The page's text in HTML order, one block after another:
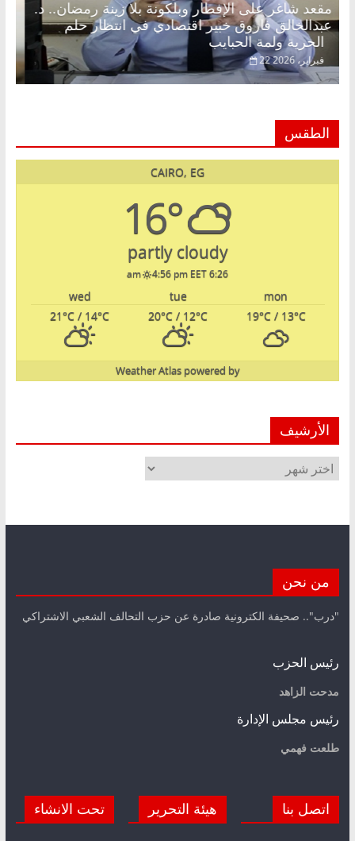
مقعد شاغر على الإفطار وبلكونة بلا زينة رمضان.. د.
عبدالخالق فاروق خبير اقتصادي في انتظار حلم
الحرية ولمة الحبايب
22 فبراير، 2026
الطقس
CAIRO, EG
16°
partly cloudy
6:26 am
4:56 pm EET
mon
tue
wed
19°C/ 13°C
20°C / 12°C
21°C / 14°C
powered by
Weather Atlas
الأرشيف
الأرشيف
من نحن
"درب".. صحيفة الكترونية صادرة عن حزب التحالف الشعبي الاشتراكي
رئيس الحزب
مدحت الزاهد
رئيس مجلس الإدارة
طلعت فهمي
اتصل بنا هيئة التحرير تحت الانشاء